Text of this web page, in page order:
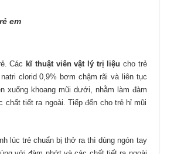
em
Các kĩ thuật viên vật lý trị liệu cho trẻ
clorid 0,9% bơm chậm rãi và liên tục
xuống khoang mũi dưới, nhằm làm đàm
tiết ra ngoài. Tiếp đến cho trẻ hỉ mũi
lúc trẻ chuẩn bị thở ra thì dùng ngón tay